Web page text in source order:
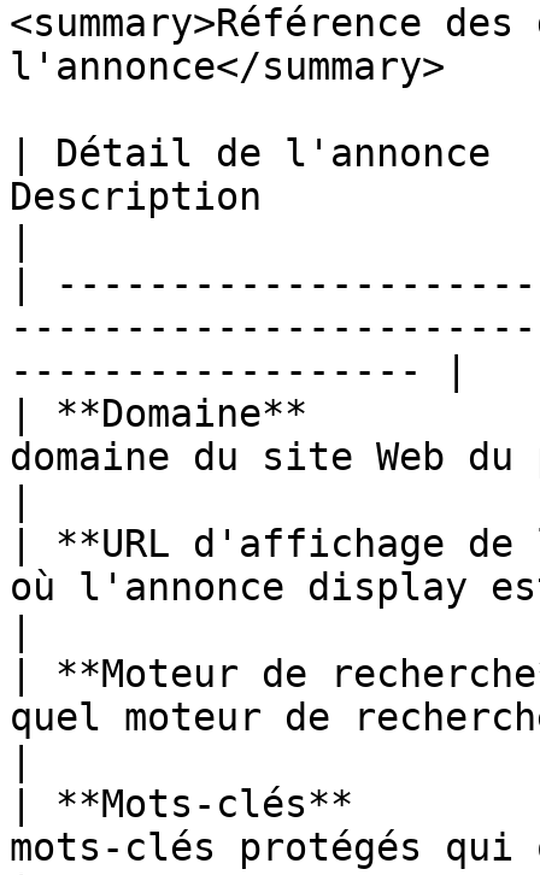
<summary>Référence
l'annonce</summary>
| Détail de
Description
|
------------------ |
| **Domaine**
domaine du site Web
| **URL d'affichage
où l'annonce display
| **Moteur de
quel moteur de
| **Mots-clés**
mots-clés protégés